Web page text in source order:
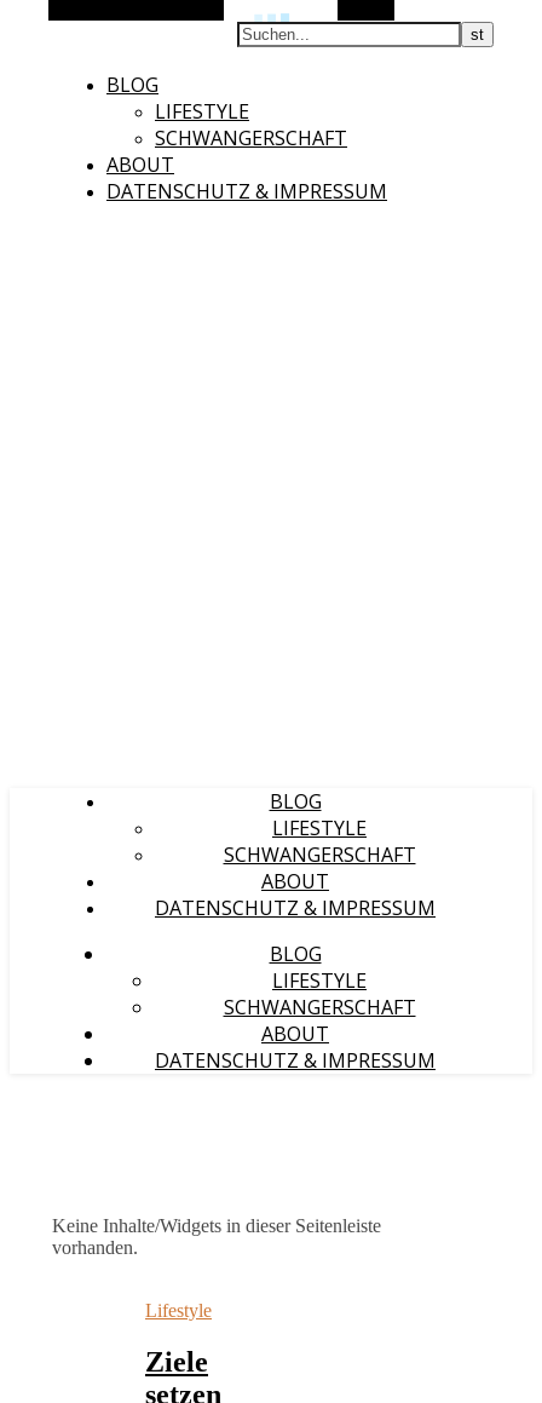
BLOG
LIFESTYLE
SCHWANGERSCHAFT
ABOUT
DATENSCHUTZ & IMPRESSUM
BLOG
LIFESTYLE
SCHWANGERSCHAFT
ABOUT
DATENSCHUTZ & IMPRESSUM
BLOG
LIFESTYLE
SCHWANGERSCHAFT
ABOUT
DATENSCHUTZ & IMPRESSUM
Keine Inhalte/Widgets in dieser Seitenleiste
vorhanden.
Lifestyle
Ziele
setzen